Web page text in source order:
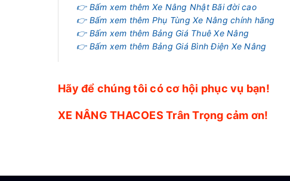
👉 Bấm xem thêm Xe Nâng Nhật Bãi đời cao
👉 Bấm xem thêm Phụ Tùng Xe Nâng chính hãng
👉 Bấm xem thêm Bảng Giá Thuê Xe Nâng
👉 Bấm xem thêm Bảng Giá Bình Điện Xe Nâng
Hãy để chúng tôi có cơ hội phục vụ bạn!
XE NÂNG THACOES Trân Trọng cảm ơn!